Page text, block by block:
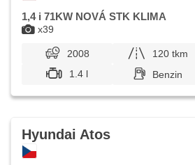
x39
1,4 i 71KW NOVÁ STK KLIMA
2008 120 tkm
1.4 l
Benzin
Hyundai Atos